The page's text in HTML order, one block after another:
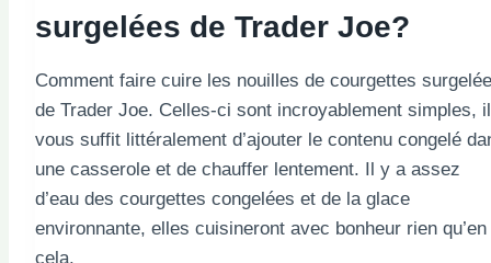
surgelées de Trader Joe?
Comment faire cuire les nouilles de courgettes
de Trader Joe. Celles-ci sont incroyablement simples, il
vous suffit littéralement d’ajouter le contenu congelé
une casserole et de chauffer lentement. Il y a assez
d’eau des courgettes congelées et de la glace
environnante, elles cuisineront avec bonheur rien qu’en
cela.